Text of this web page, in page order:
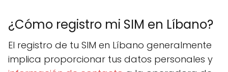
¿Cómo registro mi SIM en Líbano?
El registro de tu SIM en Líbano generalmente
implica proporcionar tus datos personales y